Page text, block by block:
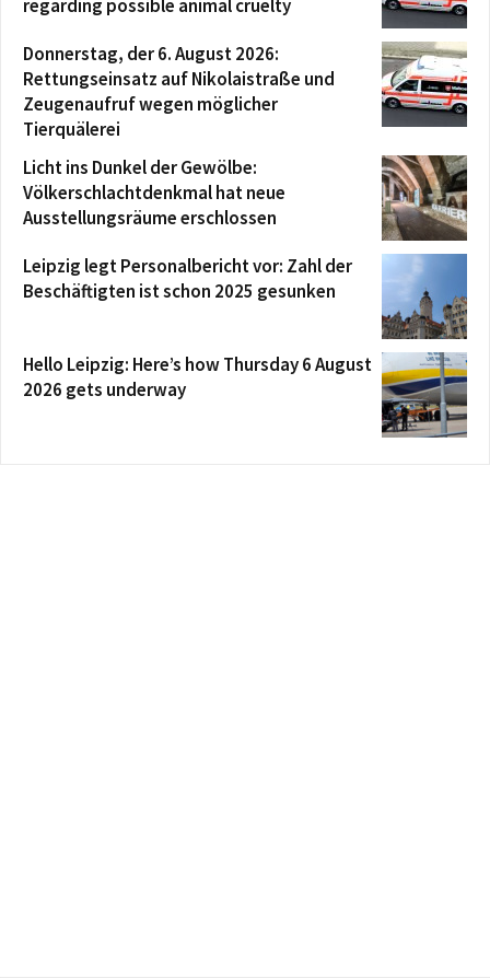
regarding possible animal cruelty
Donnerstag, der 6. August 2026:
Rettungseinsatz auf Nikolaistraße und
Zeugenaufruf wegen möglicher
Tierquälerei
Licht ins Dunkel der Gewölbe:
Völkerschlachtdenkmal hat neue
Ausstellungsräume erschlossen
Leipzig legt Personalbericht vor: Zahl der
Beschäftigten ist schon 2025 gesunken
Hello Leipzig: Here’s how Thursday 6 August
2026 gets underway